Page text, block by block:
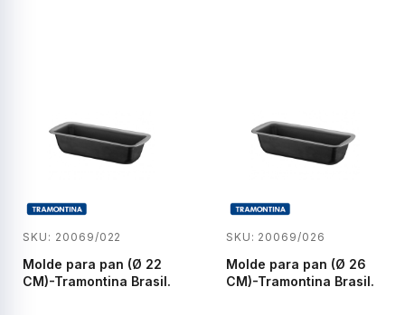
SKU: 20069/022
Molde para pan (Ø 22
CM)-Tramontina Brasil.
SKU: 20069/026
Molde para pan (Ø 26
CM)-Tramontina Brasil.